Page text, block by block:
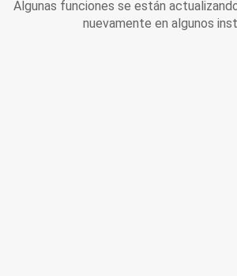
Algunas funciones se están
nuevamente en algunos